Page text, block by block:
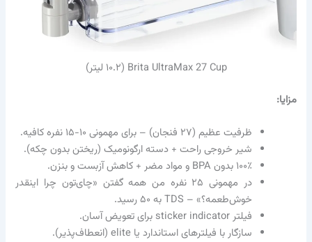
Brita UltraMax 27 Cup (۱۰.۲ لیتر)
مزایا:
ظرفیت عظیم (۲۷ فنجان) – برای مهمونی ۱۰-۱۵ نفره کافیه.
شیر خروجی راحت + دسته ارگونومیک (ریختن بدون چکه).
۱۰۰٪ بدون BPA و مواد مضر + کاهش آزبست و بنزن.
در مهمونی ۲۵ نفره من همه گفتن «چای‌تون چرا اینقدر
خوش‌طعمه؟» – TDS به ۵۰ رسید.
فیلتر sticker indicator برای تعویض آسان.
سازگار با فیلترهای استاندارد یا elite (انعطاف‌پذیر).